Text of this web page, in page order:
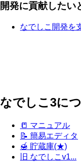
開発に貢献したい
なでしこ開発を
なでしこ3に
📒 マニュアル
📝 簡易エディタ
🍯 貯蔵庫(★)
旧 なでしこv1...